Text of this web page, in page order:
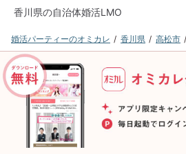
香川県の自治体婚活LMO
婚活パーティーのオミカレ 香川県 高松市